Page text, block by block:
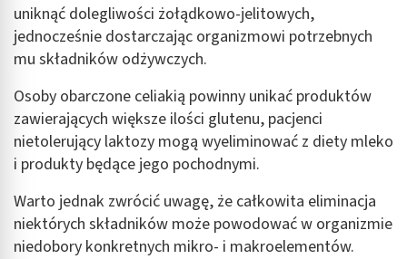
uniknąć dolegliwości żołądkowo-jelitowych,
jednocześnie dostarczając organizmowi potrzebnych
mu składników odżywczych.
Osoby obarczone celiakią powinny unikać produktów
zawierających większe ilości glutenu, pacjenci
nietolerujący laktozy mogą wyeliminować z diety mleko
i produkty będące jego pochodnymi.
Warto jednak zwrócić uwagę, że całkowita eliminacja
niektórych składników może powodować w organizmie
niedobory konkretnych mikro- i makroelementów.